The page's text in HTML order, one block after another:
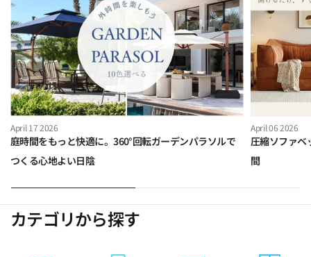
April 17 2026
庭時間をもっと快適に。360°回転ガーデンパラソルで
つくる心地よい日陰
April 06 2026
圧縮ソファベ
間
カテゴリから探す